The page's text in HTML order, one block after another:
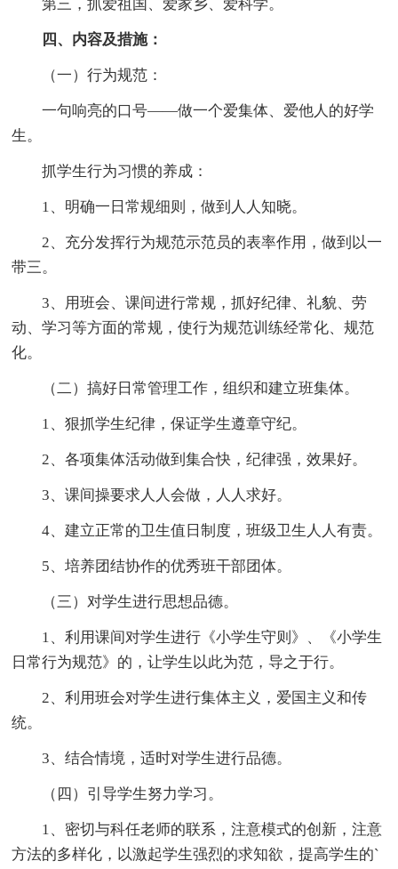
第三，抓爱祖国、爱家乡、爱科学。
四、内容及措施：
（一）行为规范：
一句响亮的口号——做一个爱集体、爱他人的好学
生。
抓学生行为习惯的养成：
1、明确一日常规细则，做到人人知晓。
2、充分发挥行为规范示范员的表率作用，做到以一
带三。
3、用班会、课间进行常规，抓好纪律、礼貌、劳
动、学习等方面的常规，使行为规范训练经常化、规范
化。
（二）搞好日常管理工作，组织和建立班集体。
1、狠抓学生纪律，保证学生遵章守纪。
2、各项集体活动做到集合快，纪律强，效果好。
3、课间操要求人人会做，人人求好。
4、建立正常的卫生值日制度，班级卫生人人有责。
5、培养团结协作的优秀班干部团体。
（三）对学生进行思想品德。
1、利用课间对学生进行《小学生守则》、《小学生
日常行为规范》的，让学生以此为范，导之于行。
2、利用班会对学生进行集体主义，爱国主义和传
统。
3、结合情境，适时对学生进行品德。
（四）引导学生努力学习。
1、密切与科任老师的联系，注意模式的创新，注意
方法的多样化，以激起学生强烈的求知欲，提高学生的`